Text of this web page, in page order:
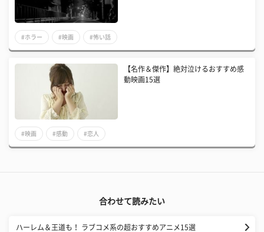
#ホラー #映画 #怖い話
【名作＆傑作】絶対泣けるおすすめ感
動映画15選
#映画 #感動 #恋人
合わせて読みたい
ハーレム＆王道も！ ラブコメ系の超おすすめアニメ15選